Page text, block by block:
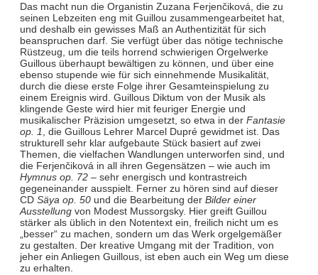
Das macht nun die Organistin Zuzana Ferjenčiková, die zu
seinen Lebzeiten eng mit Guillou zusammengearbeitet hat,
und deshalb ein gewisses Maß an Authentizität für sich
beanspruchen darf. Sie verfügt über das nötige technische
Rüstzeug, um die teils horrend schwierigen Orgelwerke
Guillous überhaupt bewältigen zu können, und über eine
ebenso stupende wie für sich einnehmende Musikalität,
durch die diese erste Folge ihrer Gesamteinspielung zu
einem Ereignis wird. Guillous Diktum von der Musik als
klingende Geste wird hier mit feuriger Energie und
musikalischer Präzision umgesetzt, so etwa in der Fantasie
op. 1, die Guillous Lehrer Marcel Dupré gewidmet ist. Das
strukturell sehr klar aufgebaute Stück basiert auf zwei
Themen, die vielfachen Wandlungen unterworfen sind, und
die Ferjenčiková in all ihren Gegensätzen – wie auch im
Hymnus op. 72– sehr energisch und kontrastreich
gegeneinander ausspielt. Ferner zu hören sind auf dieser
CD Säya op. 50und die Bearbeitung der Bilder einer
Ausstellungvon Modest Mussorgsky. Hier greift Guillou
stärker als üblich in den Notentext ein, freilich nicht um es
„besser“ zu machen, sondern um das Werk orgelgemäßer
zu gestalten. Der kreative Umgang mit der Tradition, von
jeher ein Anliegen Guillous, ist eben auch ein Weg um diese
zu erhalten.